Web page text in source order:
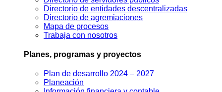
Directorio de entidades descentralizadas
Directorio de agremiaciones
Mapa de procesos
Trabaja con nosotros
Planes, programas y proyectos
Plan de desarrollo 2024 – 2027
Planeación